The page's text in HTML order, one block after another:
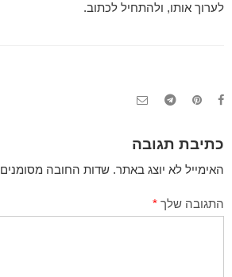
לערוך אותו, ולהתחיל לכתוב.
כתיבת תגובה
האימייל לא יוצג באתר. שדות החובה מסומנים
התגובה שלך *